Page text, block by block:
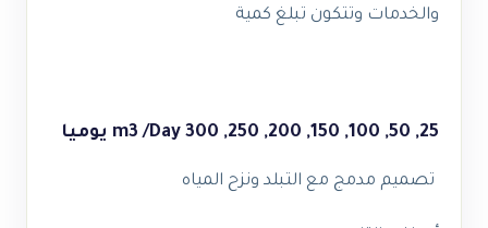
والخدمات وتتكون تبلغ كمية
25, 50, 100, 150, 200, 250, 300 m3 /Day يوميا
تصميم مدمج مع التبلد ونزح المياه